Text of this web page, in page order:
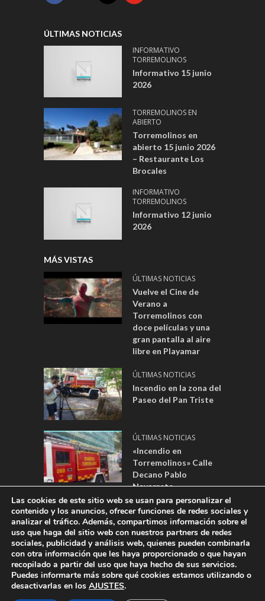
ÚLTIMAS NOTICIAS
INFORMATIVO
TORREMOLINOS
Informativo 15 junio
2026
TORREMOLINOS EN
ABIERTO
Torremolinos en
abierto 15 junio 2026
– Restaurante Los
Brocales
INFORMATIVO
TORREMOLINOS
Informativo 12 junio
2026
MÁS VISTAS
ÚLTIMAS NOTICIAS
Vuelve el Cine de
Verano a
Torremolinos con
doce películas y una
gran pantalla al aire
libre en Playamar
ÚLTIMAS NOTICIAS
Incendio en la zona del
Paseo del Pan Triste
ÚLTIMAS NOTICIAS
«Incendio en
Torremolinos» Calle
Decano Pablo
Navarrete.
DESARROLLADO POR: WEBSITES MÁLAGA| AVISO LEGAL |POLÍTICA
DE PRIVACIDAD|POLÍTICA DE COOKIES|REGISTRO DE ACTIVIDADES
| EMPRESA: CANAL TORREVISIÓN FORMADA POR AYUNTAMIENTO DE
TORREMOLINOS Y AYUNTAMIENTO DE ALHAURÍN DE LA TORRE -
DIRECCIÓN: PLAZA BLAS INFANTE, 1, 29620 TORREMOLINOS - EMAIL
Las cookies de este sitio web se usan para personalizar el
contenido y los anuncios, ofrecer funciones de redes sociales y
analizar el tráfico. Además, compartimos información sobre el
uso que haga del sitio web con nuestros partners de redes
sociales, publicidad y análisis web, quienes pueden combinarla
con otra información que les haya proporcionado o que hayan
recopilado a partir del uso que haya hecho de sus servicios.
Puedes informarte más sobre qué cookies estamos utilizando o
desactivarlas en los AJUSTES.